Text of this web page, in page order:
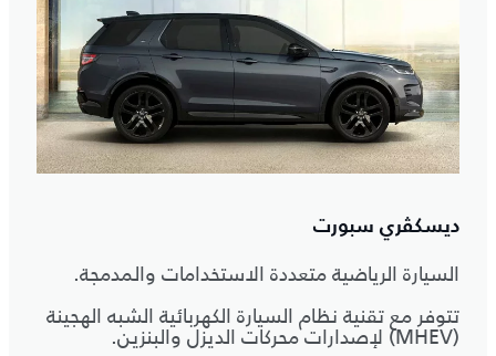
ديسكڤري سبورت
السيارة الرياضية متعددة الاستخدامات والمدمجة.
تتوفر مع تقنية نظام السيارة الكهربائية الشبه الهجينة
(MHEV) لإصدارات محركات الديزل والبنزين.